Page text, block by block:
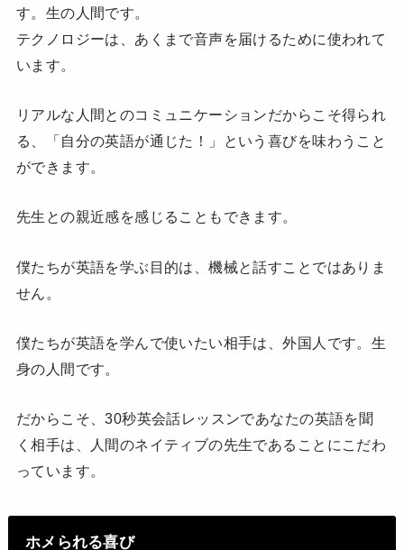
す。生の人間です。
テクノロジーは、あくまで音声を届けるために使われて
います。
リアルな人間とのコミュニケーションだからこそ得られ
る、「自分の英語が通じた！」という喜びを味わうこと
ができます。
先生との親近感を感じることもできます。
僕たちが英語を学ぶ目的は、機械と話すことではありま
せん。
僕たちが英語を学んで使いたい相手は、外国人です。生
身の人間です。
だからこそ、30秒英会話レッスンであなたの英語を聞
く相手は、人間のネイティブの先生であることにこだわ
っています。
ホメられる喜び